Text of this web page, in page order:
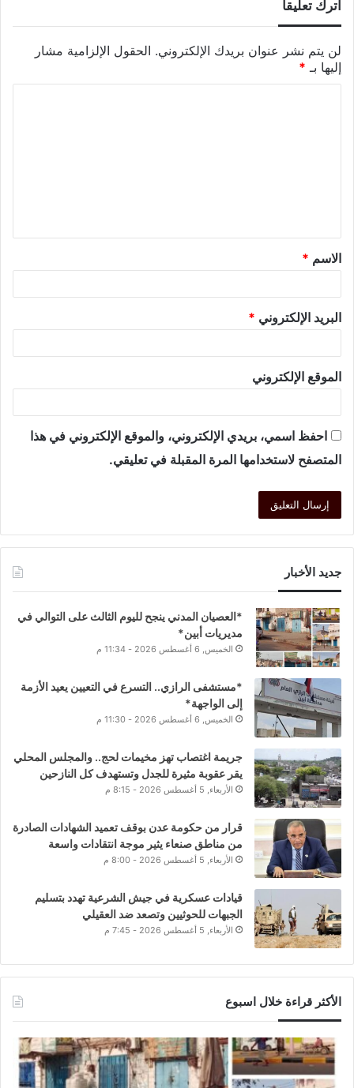
اترك تعليقاً
لن يتم نشر عنوان بريدك الإلكتروني. الحقول الإلزامية مشار
إليها بـ *
الاسم *
البريد الإلكتروني *
الموقع الإلكتروني
احفظ اسمي، بريدي الإلكتروني، والموقع الإلكتروني في هذا
المتصفح لاستخدامها المرة المقبلة في تعليقي.
جديد الأخبار
*العصيان المدني ينجح لليوم الثالث على التوالي في
مديريات أبين*
الخميس, 6 أغسطس 2026 - 11:34 م
*مستشفى الرازي.. التسرع في التعيين يعيد الأزمة
إلى الواجهة*
الخميس, 6 أغسطس 2026 - 11:30 م
جريمة اغتصاب تهز مخيمات لحج.. والمجلس المحلي
يقر عقوبة مثيرة للجدل وتستهدف كل النازحين
الأربعاء, 5 أغسطس 2026 - 8:15 م
قرار من حكومة عدن بوقف تعميد الشهادات الصادرة
من مناطق صنعاء يثير موجة انتقادات واسعة
الأربعاء, 5 أغسطس 2026 - 8:00 م
قيادات عسكرية في جيش الشرعية تهدد بتسليم
الجبهات للحوثيين وتصعد ضد العقيلي
الأربعاء, 5 أغسطس 2026 - 7:45 م
الأكثر قراءة خلال اسبوع